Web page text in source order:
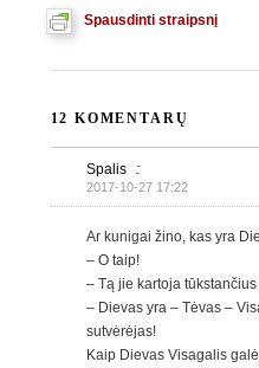
Spausdinti straipsnį
12 KOMENTARŲ
Spalis :
2017-10-27 17:22
Ar kunigai žino, kas yra
– O taip!
– Tą jie kartoja tūkstančius
– Dievas yra – Tėvas –
sutvėrėjas!
Kaip Dievas Visagalis